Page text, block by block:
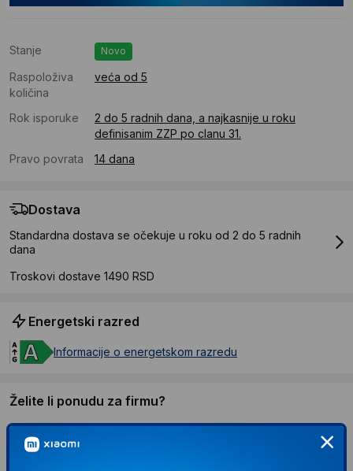
Stanje Novo
Raspoloživa
količina
veća od 5
Rok isporuke
2 do 5 radnih dana, a najkasnije u roku
definisanim ZZP po clanu 31.
Pravo povrata
14 dana
Dostava
Standardna dostava se očekuje u roku od 2 do 5 radnih
dana
Troskovi dostave 1490 RSD
Energetski razred
Informacije o energetskom razredu
Želite li ponudu za firmu?
Kontaktirajte nas